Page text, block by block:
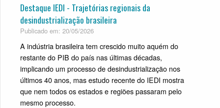
Destaque IEDI - Trajetórias regionais da
desindustrialização brasileira
Publicado em: 20/05/2026
A indústria brasileira tem crescido muito aquém do
restante do PIB do país nas últimas décadas,
implicando um processo de desindustrialização nos
últimos 40 anos, mas estudo recente do IEDI mostra
que nem todos os estados e regiões passaram pelo
mesmo processo.